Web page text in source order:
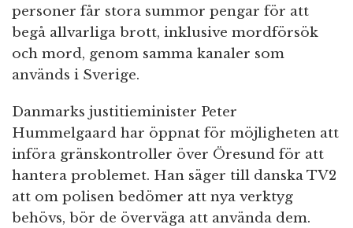
personer får stora summor pengar för att
begå allvarliga brott, inklusive mordförsök
och mord, genom samma kanaler som
används i Sverige.
Danmarks justitieminister Peter
Hummelgaard har öppnat för möjligheten att
införa gränskontroller över Öresund för att
hantera problemet. Han säger till danska TV2
att om polisen bedömer att nya verktyg
behövs, bör de överväga att använda dem.